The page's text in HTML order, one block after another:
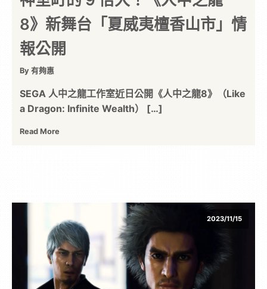
8》新舞台「夏威夷檀香山市」情
報公開
By 有夠惠
SEGA 人中之龍工作室近日公開《人中之龍8》（Like
a Dragon: Infinite Wealth） […]
Read More
2023/11/15